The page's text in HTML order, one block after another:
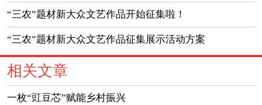
的通知
“三农”题材新大众文艺作品开始征集啦！
“三农”题材新大众文艺作品征集展示活动方案
相关文章
一枚“豇豆芯”赋能乡村振兴